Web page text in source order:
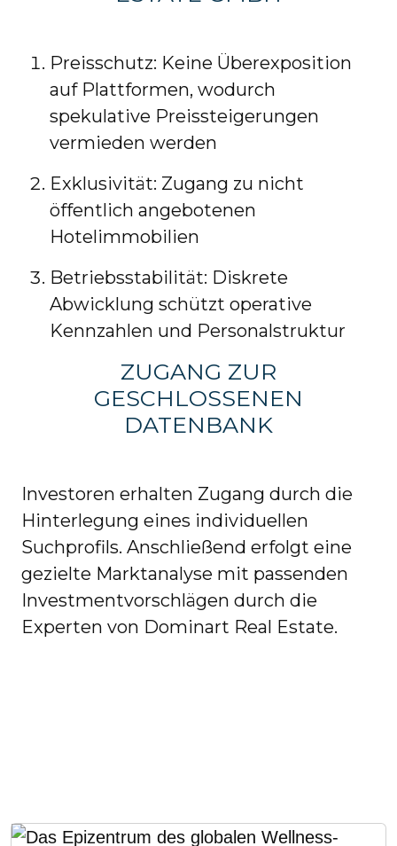
Preisschutz: Keine Überexposition
auf Plattformen, wodurch
spekulative Preissteigerungen
vermieden werden
Exklusivität: Zugang zu nicht
öffentlich angebotenen
Hotelimmobilien
Betriebsstabilität: Diskrete
Abwicklung schützt operative
Kennzahlen und Personalstruktur
ZUGANG ZUR
GESCHLOSSENEN
DATENBANK
Investoren erhalten Zugang durch die
Hinterlegung eines individuellen
Suchprofils. Anschließend erfolgt eine
gezielte Marktanalyse mit passenden
Investmentvorschlägen durch die
Experten von Dominart Real Estate.